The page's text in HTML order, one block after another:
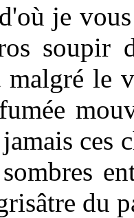
je
soupir
malgré le
ces
du